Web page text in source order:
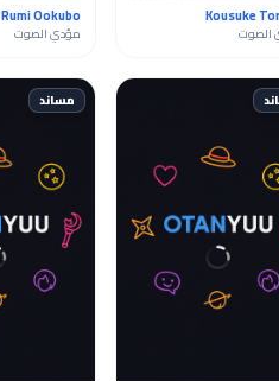
Kousuke
الصوت
Rumi Ookubo
مؤدي الصوت
مساند